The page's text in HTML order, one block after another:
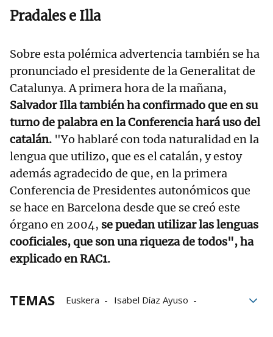
Pradales e Illa
Sobre esta polémica advertencia también se ha
pronunciado el presidente de la Generalitat de
Catalunya. A primera hora de la mañana,
Salvador Illa también ha confirmado que en su
turno de palabra en la Conferencia hará uso del
catalán. "Yo hablaré con toda naturalidad en la
lengua que utilizo, que es el catalán, y estoy
además agradecido de que, en la primera
Conferencia de Presidentes autonómicos que
se hace en Barcelona desde que se creó este
órgano en 2004, se puedan utilizar las lenguas
cooficiales, que son una riqueza de todos", ha
explicado en RAC1.
TEMAS Euskera
Isabel Díaz Ayuso